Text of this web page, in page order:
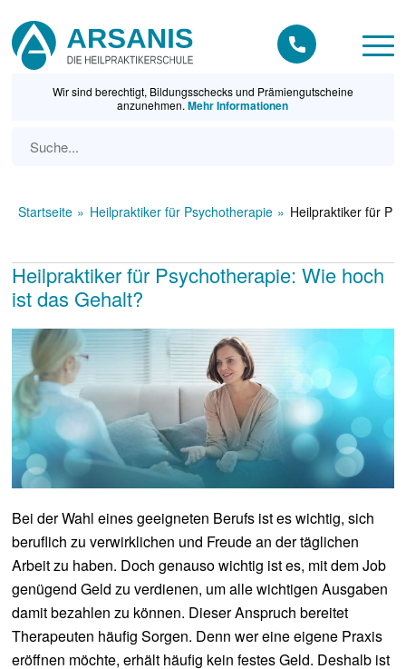
Wir sind berechtigt, Bildungsschecks und Prämiengutscheine
anzunehmen.Mehr Informationen
Startseite Heilpraktiker für Psychotherapie Heilpraktiker für
Heilpraktiker für Psychotherapie: Wie hoch
ist das Gehalt?
Bei der Wahl eines geeigneten Berufs ist es wichtig, sich
beruflich zu verwirklichen und Freude an der täglichen
Arbeit zu haben. Doch genauso wichtig ist es, mit dem Job
genügend Geld zu verdienen, um alle wichtigen Ausgaben
damit bezahlen zu können. Dieser Anspruch bereitet
Therapeuten häufig Sorgen. Denn wer eine eigene Praxis
eröffnen möchte, erhält häufig kein festes Geld. Deshalb ist